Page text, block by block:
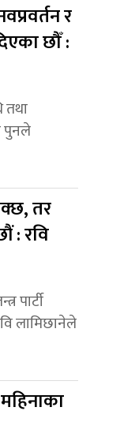
र
छौँ :
तथा
पुनले
तर
: रवि
पार्टी
लामिछानेले